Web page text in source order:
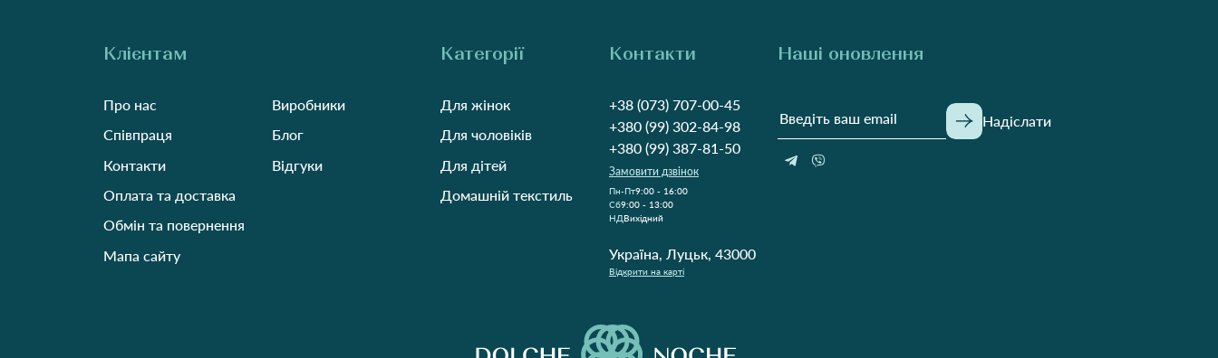
Клієнтам
Про нас
Співпраця
Контакти
Оплата та доставка
Обмін та повернення
Мапа сайту
Виробники
Блог
Відгуки
Категорії
Для жінок
Для чоловіків
Для дітей
Домашній текстиль
Контакти
+38 (073) 707-00-45
+380 (99) 302-84-98
+380 (99) 387-81-50
Замовити дзвінок
Пн-Пт9:00 - 16:00
Cб9:00 - 13:00
НДВихідний
Україна, Луцьк, 43000
Відкрити на карті
Наші оновлення
Надіслати